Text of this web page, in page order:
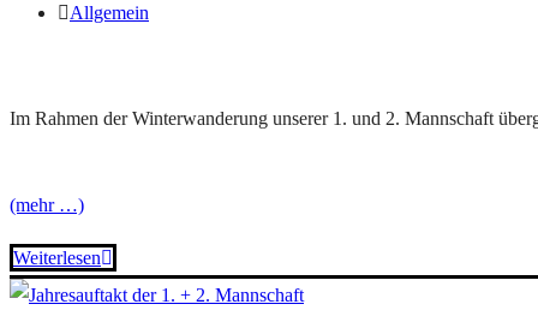
Allgemein
Im Rahmen der Winterwanderung unserer 1. und 2. Mannschaft
(mehr …)
Weiterlesen